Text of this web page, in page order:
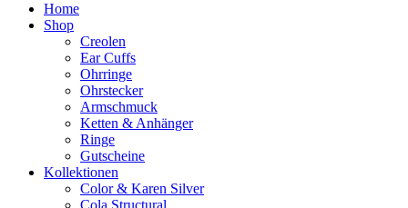
Home
Shop
Creolen
Ear Cuffs
Ohrringe
Ohrstecker
Armschmuck
Ketten & Anhänger
Ringe
Gutscheine
Kollektionen
Color & Karen Silver
Cola Structural